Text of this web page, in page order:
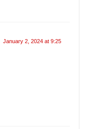
January 2, 2024 at 9:25